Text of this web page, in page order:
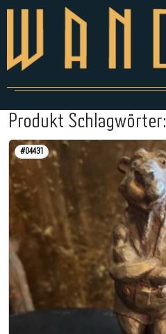
Produkt Schlagwörter:
#04431